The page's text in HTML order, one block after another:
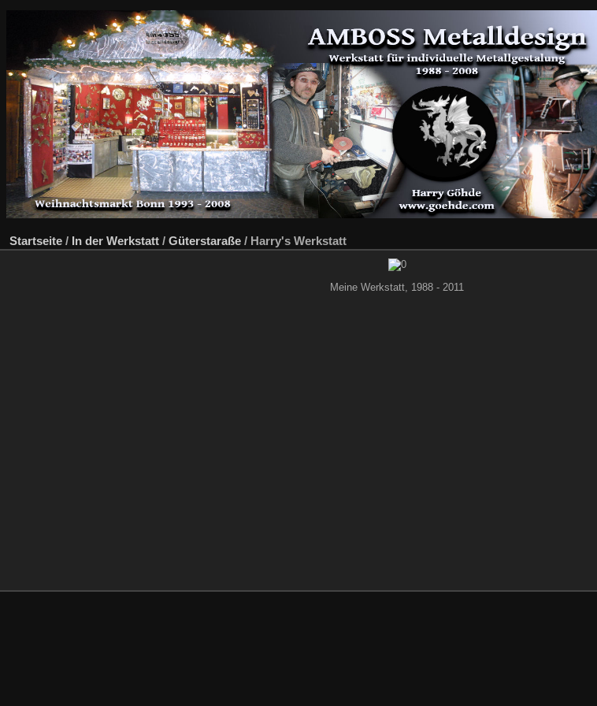
Startseite / In der Werkstatt / Güterstaraße / Harry's Werkstatt
Meine Werkstatt, 1988 - 2011